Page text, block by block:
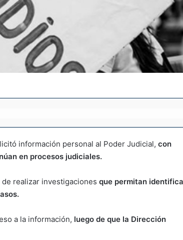
información personal al Poder Judicial, con
en procesos judiciales.
realizar investigaciones que permitan
a la información, luego de que la Dirección